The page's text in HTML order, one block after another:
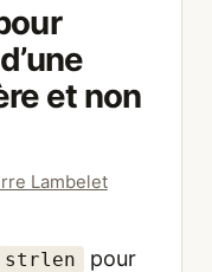
et non
Lambelet
strlen
pour